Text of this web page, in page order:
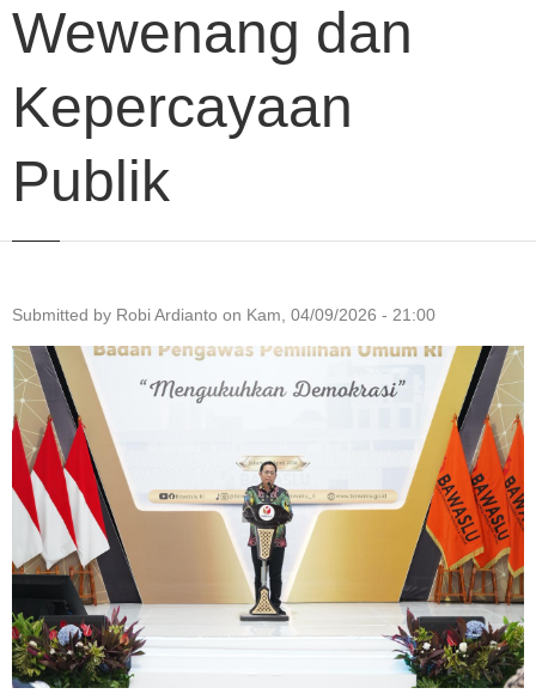
Wewenang dan
Kepercayaan
Publik
Submitted by Robi Ardianto on Kam, 04/09/2026 - 21:00